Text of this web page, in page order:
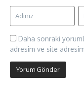
Daha sonraki
adresim ve site